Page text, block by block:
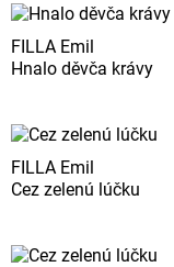
FILLA Emil
Hnalo děvča krávy
FILLA Emil
Cez zelenú lúčku